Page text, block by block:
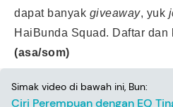
dapat banyak giveaway, yuk
HaiBunda Squad. Daftar dan
(asa/som)
Simak video di bawah ini, Bun:
Ciri Perempuan dengan EQ